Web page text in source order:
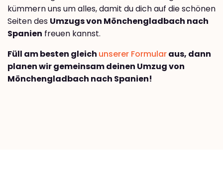
kümmern uns um alles, damit du dich auf die schönen
Seiten des Umzugs von Mönchengladbach nach
Spanien freuen kannst.
Füll am besten gleich unserer Formularaus, dann
planen wir gemeinsam deinen Umzug von
Mönchengladbach nach Spanien!